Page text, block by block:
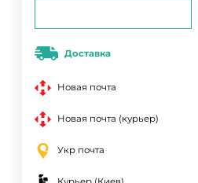
Доставка
Новая почта
Новая почта (курьер)
Укр почта